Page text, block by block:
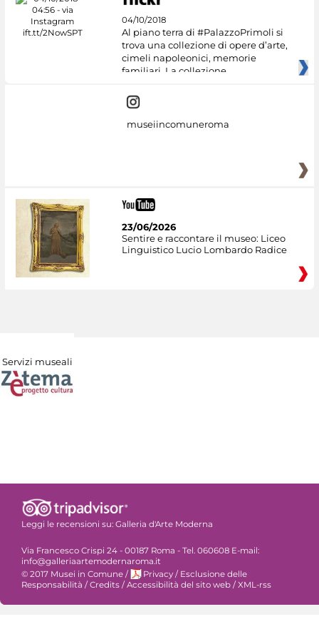
04/10/2018
Al piano terra di #PalazzoPrimoli si
trova una collezione di opere d’arte,
cimeli napoleonici, memorie
familiari. La collezione
museiincomuneroma
23/06/2026
Sentire e raccontare il museo: Liceo
Linguistico Lucio Lombardo Radice
Servizi museali
Leggi le recensioni su: Galleria d'Arte Moderna
Via Francesco Crispi 24 - 00187 Roma - Tel. 060608 E-mail:
info@galleriaartemodernaroma.it
© 2017 Musei in Comune / Privacy / Esclusione delle
Responsabilità / Credits / Accessibilità del sito web / XML-rss